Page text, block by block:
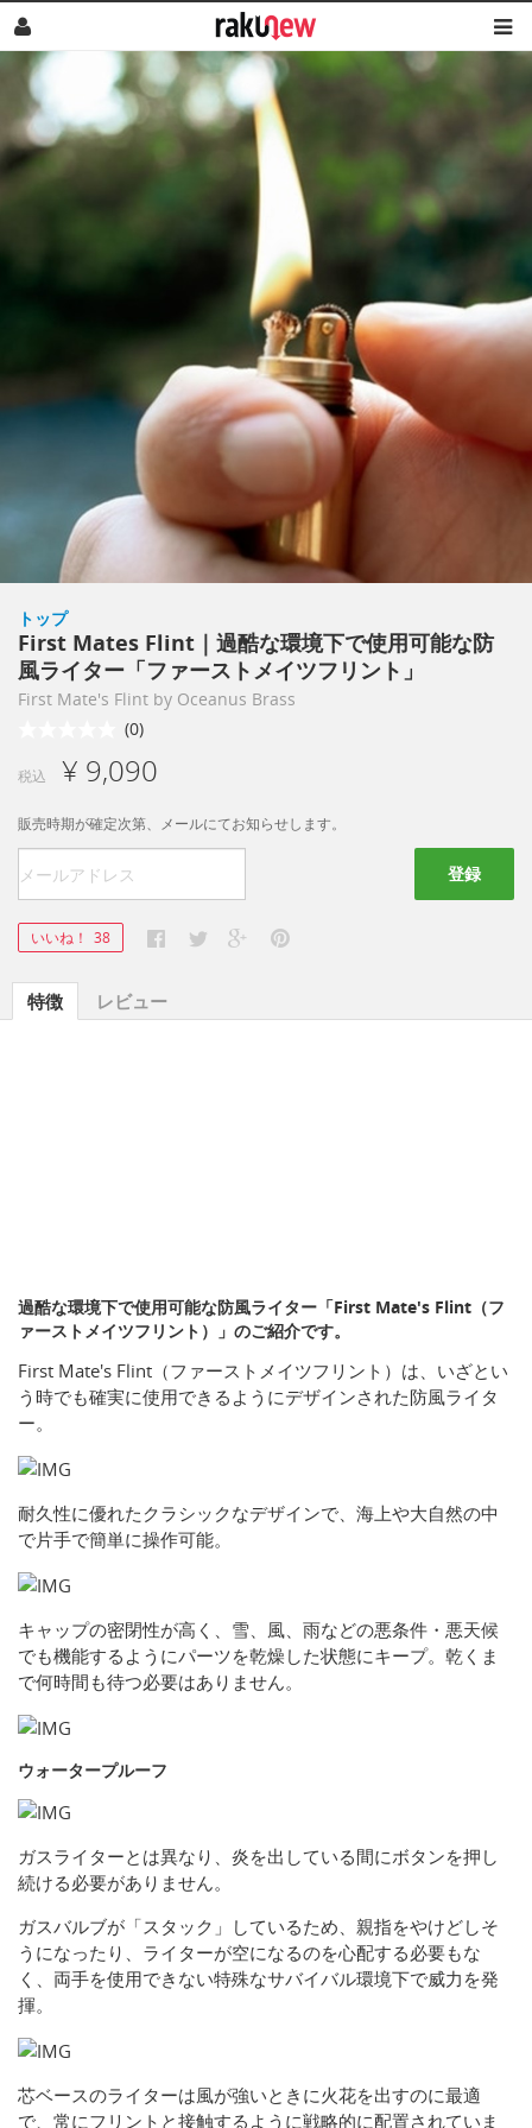
トップ
First Mates Flint｜過酷な環境下で使用可能な防
風ライター「ファーストメイツフリント」
First Mate's Flint by Oceanus Brass
(0)
税込 ¥ 9,090
販売時期が確定次第、メールにてお知らせします。
登録
いいね！ 38
特徴 レビュー
過酷な環境下で使用可能な防風ライター「First Mate's Flint（フ
ァーストメイツフリント）」のご紹介です。
First Mate's Flint（ファーストメイツフリント）は、いざとい
う時でも確実に使用できるようにデザインされた防風ライタ
ー。
耐久性に優れたクラシックなデザインで、海上や大自然の中
で片手で簡単に操作可能。
キャップの密閉性が高く、雪、風、雨などの悪条件・悪天候
でも機能するようにパーツを乾燥した状態にキープ。乾くま
で何時間も待つ必要はありません。
ウォータープルーフ
ガスライターとは異なり、炎を出している間にボタンを押し
続ける必要がありません。
ガスバルブが「スタック」しているため、親指をやけどしそ
うになったり、ライターが空になるのを心配する必要もな
く、両手を使用できない特殊なサバイバル環境下で威力を発
揮。
芯ベースのライターは風が強いときに火花を出すのに最適
で、常にフリントと接触するように戦略的に配置されていま